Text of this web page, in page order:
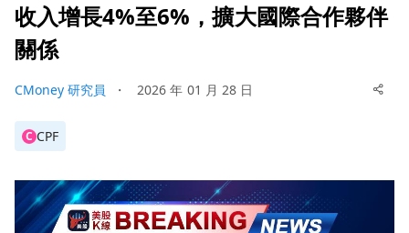
收入增長4%至6%，擴大國際合作夥伴
關係
CMoney 研究員 ・ 2026 年 01 月 28 日
C CPF